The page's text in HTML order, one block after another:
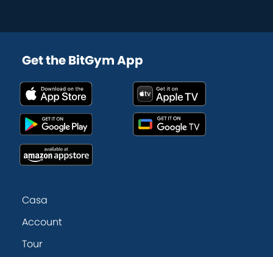
Get the BitGym App
Casa
Account
Tour